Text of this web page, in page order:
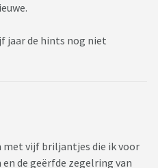
jaar de hints nog niet
met vijf briljantjes die ik voor
de geërfde zegelring van